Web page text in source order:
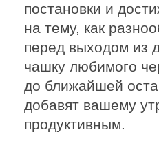
постановки и
на тему, как
перед выходом из
чашку любимого
до ближайшей
добавят вашему
продуктивным.